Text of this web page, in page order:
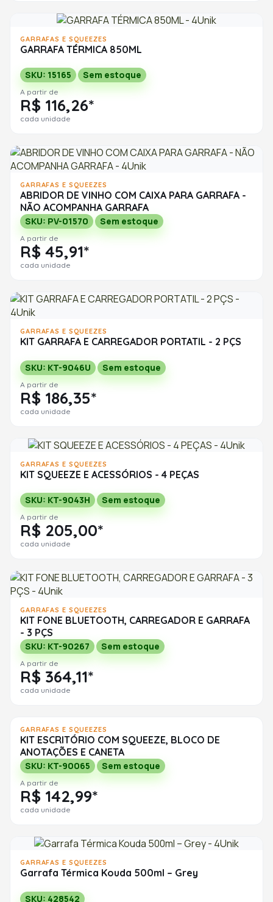
GARRAFAS E SQUEEZES
GARRAFA TÉRMICA 850ML
SKU: 15165 Sem estoque
A partir de
R$ 116,26*
cada unidade
GARRAFAS E SQUEEZES
ABRIDOR DE VINHO COM CAIXA PARA GARRAFA -
NÃO ACOMPANHA GARRAFA
SKU: PV-01570 Sem estoque
A partir de
R$ 45,91*
cada unidade
GARRAFAS E SQUEEZES
KIT GARRAFA E CARREGADOR PORTATIL - 2 PÇS
SKU: KT-9046U Sem estoque
A partir de
R$ 186,35*
cada unidade
GARRAFAS E SQUEEZES
KIT SQUEEZE E ACESSÓRIOS - 4 PEÇAS
SKU: KT-9043H Sem estoque
A partir de
R$ 205,00*
cada unidade
GARRAFAS E SQUEEZES
KIT FONE BLUETOOTH, CARREGADOR E GARRAFA
- 3 PÇS
SKU: KT-90267 Sem estoque
A partir de
R$ 364,11*
cada unidade
GARRAFAS E SQUEEZES
KIT ESCRITÓRIO COM SQUEEZE, BLOCO DE
ANOTAÇÕES E CANETA
SKU: KT-90065 Sem estoque
A partir de
R$ 142,99*
cada unidade
GARRAFAS E SQUEEZES
Garrafa Térmica Kouda 500ml – Grey
SKU: 428542